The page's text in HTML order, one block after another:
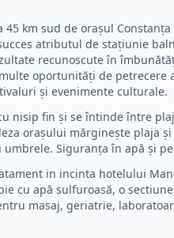
km sud de orașul
atributul de stațiunie
recunoscute în
oportunități de
și evenimente culturale.
nisip fin și se întinde între
orașului mărginește
Siguranța în apă și
in incinta hotelului
cu apă sulfuroasă, o
masaj, geriatrie,